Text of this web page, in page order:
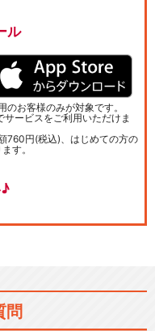
ル
お客様のみが対象です。
ービスをご利用いただけま
760円(税込)、はじめての方の
す。
問